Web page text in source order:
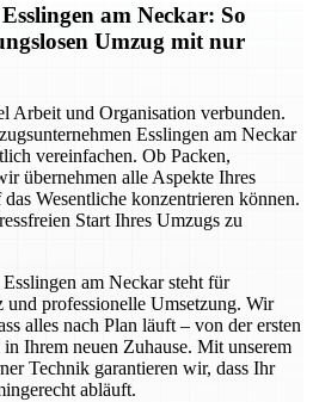
am Neckar: So
Umzug mit nur
Arbeit und Organisation verbunden.
Esslingen am Neckar
vereinfachen. Ob Packen,
übernehmen alle Aspekte Ihres
Wesentliche konzentrieren können.
Start Ihres Umzugs zu
am Neckar steht für
und professionelle Umsetzung. Wir
alles nach Plan läuft – von der ersten
Ihrem neuen Zuhause. Mit unserem
Technik garantieren wir, dass Ihr
abläuft.